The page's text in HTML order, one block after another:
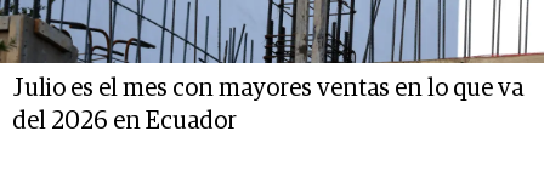
Julio es el mes con mayores ventas en lo que va
del 2026 en Ecuador